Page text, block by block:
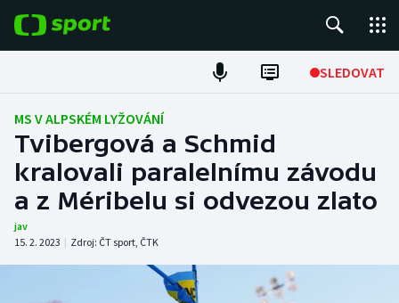
SLEDOVAT
Fotbal
Hokej
Tenis
Atletika
MS V ALPSKÉM LYŽOVÁNÍ
Tvibergová a Schmid
kralovali paralelnímu závodu
a z Méribelu si odvezou zlato
jav
15. 2. 2023 | Zdroj: ČT sport, ČTK